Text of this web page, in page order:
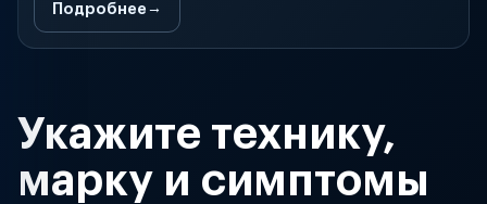
Подробнее
Укажите технику,
марку и симптомы